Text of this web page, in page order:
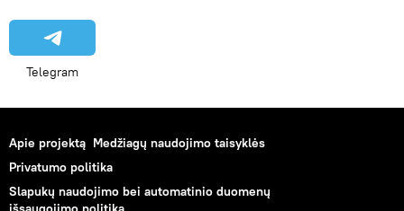
Telegram
Apie projektą Medžiagų naudojimo taisyklės
Privatumo politika
Slapukų naudojimo bei automatinio duomenų